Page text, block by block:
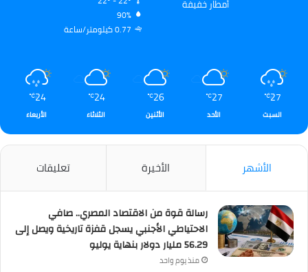
أمطار خفيفة
90%
0.77 كيلومتر/ساعة
27
℃
السبت
27
℃
الأحد
26
℃
الأثنين
24
℃
الثلاثاء
24
℃
الأربعاء
الأشهر الأخيرة تعليقات
رسالة قوة من الاقتصاد المصري.. صافي
الاحتياطي الأجنبي يسجل قفزة تاريخية ويصل إلى
56.29 مليار دولار بنهاية يوليو
منذ يوم واحد